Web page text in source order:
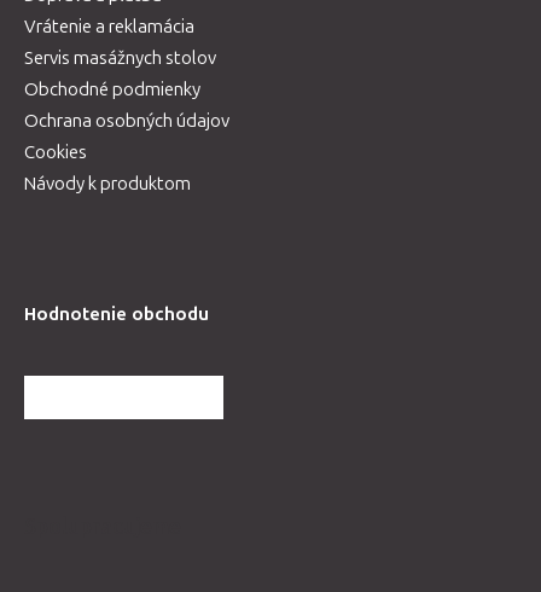
Vrátenie a reklamácia
Servis masážnych stolov
Obchodné podmienky
Ochrana osobných údajov
Cookies
Návody k produktom
Hodnotenie obchodu